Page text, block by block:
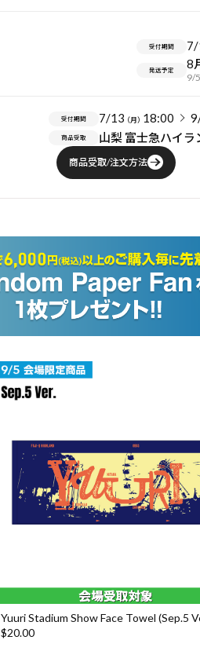
受付期間
発送予定 8
9/
受付期間 7/13（月）18:00
商品受取 山梨 富士急ハイラ
商品受取/注文方法
Yuuri Stadium Show Face Towel (Sep.5
$‌20.00